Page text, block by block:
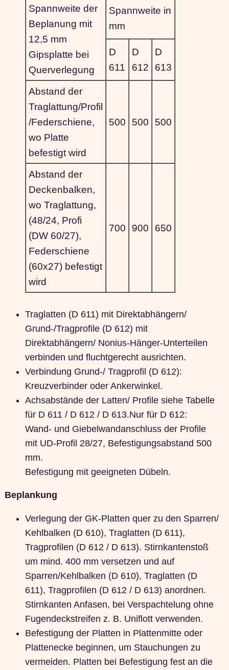
Spannweite der
Beplanung mit
12,5 mm
Gipsplatte bei
Querverlegung
Spannweite in
mm
D
611
D
612
D
613
Abstand der
Traglattung/Profil
/Federschiene,
wo Platte
befestigt wird
500 500 500
Abstand der
Deckenbalken,
wo Traglattung,
(48/24, Profi
(DW 60/27),
Federschiene
(60x27) befestigt
wird
700 900 650
Traglatten (D 611) mit Direktabhängern/
Grund-/Tragprofile (D 612) mit
Direktabhängern/ Nonius-Hänger-Unterteilen
verbinden und fluchtgerecht ausrichten.
Verbindung Grund-/ Tragprofil (D 612):
Kreuzverbinder oder Ankerwinkel.
Achsabstände der Latten/ Profile siehe Tabelle
für D 611 / D 612 / D 613.Nur für D 612:
Wand- und Giebelwandanschluss der Profile
mit UD-Profil 28/27, Befestigungsabstand 500
mm.
Befestigung mit geeigneten Dübeln.
Beplankung
Verlegung der GK-Platten quer zu den Sparren/
Kehlbalken (D 610), Traglatten (D 611),
Tragprofilen (D 612 / D 613). Stirnkantenstoß
um mind. 400 mm versetzen und auf
Sparren/Kehlbalken (D 610), Traglatten (D
611), Tragprofilen (D 612 / D 613) anordnen.
Stirnkanten Anfasen, bei Verspachtelung ohne
Fugendeckstreifen z. B. Uniflott verwenden.
Befestigung der Platten in Plattenmitte oder
Plattenecke beginnen, um Stauchungen zu
vermeiden. Platten bei Befestigung fest an die